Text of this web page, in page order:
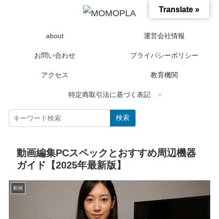
about 運営会社情報
お問い合わせ プライバシーポリシー
アクセス 教育機関
特定商取引法に基づく表記
検索
動画編集PCスペックとおすすめ周辺機器
ガイド【2025年最新版】
動画
Translate »